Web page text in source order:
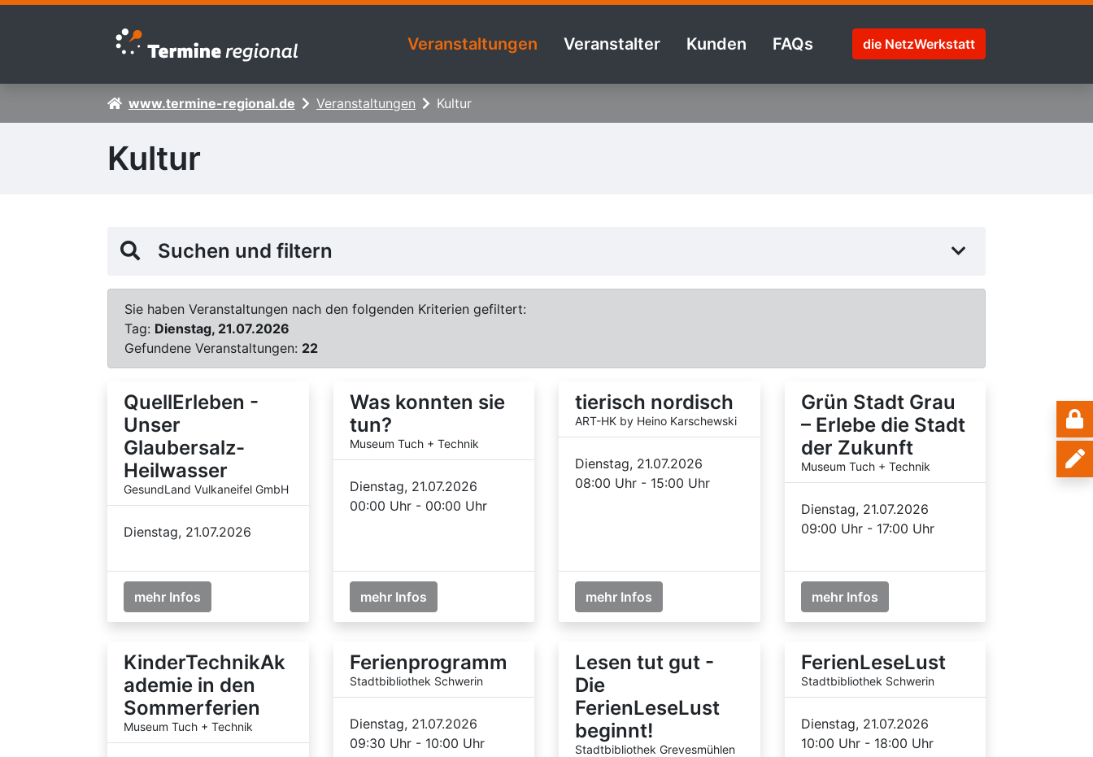
Zur Navigation springen
Zum Inhalt springen
Veranstaltungen Veranstalter Kunden FAQs die NetzWerkstatt
www.termine-regional.de Veranstaltungen Kultur
Kultur
Suchen und filtern
Sie haben Veranstaltungen nach den folgenden Kriterien gefiltert:
Tag: Dienstag, 21.07.2026
Gefundene Veranstaltungen: 22
QuellErleben -
Unser
Glaubersalz-
Heilwasser
GesundLand Vulkaneifel GmbH
Dienstag, 21.07.2026
mehr Infos
Was konnten sie
tun?
Museum Tuch + Technik
Dienstag, 21.07.2026
00:00 Uhr - 00:00 Uhr
mehr Infos
tierisch nordisch
ART-HK by Heino Karschewski
Dienstag, 21.07.2026
08:00 Uhr - 15:00 Uhr
mehr Infos
Grün Stadt Grau
– Erlebe die Stadt
der Zukunft
Museum Tuch + Technik
Dienstag, 21.07.2026
09:00 Uhr - 17:00 Uhr
mehr Infos
KinderTechnikAk
ademie in den
Sommerferien
Museum Tuch + Technik
Ferienprogramm
Stadtbibliothek Schwerin
Dienstag, 21.07.2026
09:30 Uhr - 10:00 Uhr
Lesen tut gut -
Die
FerienLeseLust
beginnt!
Stadtbibliothek Grevesmühlen
FerienLeseLust
Stadtbibliothek Schwerin
Dienstag, 21.07.2026
10:00 Uhr - 18:00 Uhr